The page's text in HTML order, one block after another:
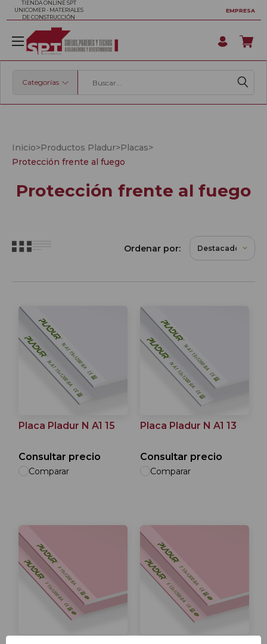
TIENDA ONLINE SPT
UNICOMER - MATERIALES
DE CONSTRUCCIÓN
EMPRESA
Buscar
Categorías
Inicio>Productos Pladur>Placas>
Protección frente al fuego
Protección frente al fuego
Ordenar por:
Placa Pladur N A1 15
Consultar precio
Comparar
Placa Pladur N A1 13
Consultar precio
Comparar